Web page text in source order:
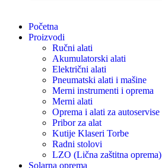
Početna
Proizvodi
Ručni alati
Akumulatorski alati
Električni alati
Pneumatski alati i mašine
Merni instrumenti i oprema
Merni alati
Oprema i alati za autoservise
Pribor za alat
Kutije Klaseri Torbe
Radni stolovi
LZO (Lična zaštitna oprema)
Solarna oprema